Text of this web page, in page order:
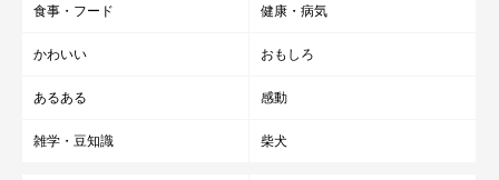
食事・フード 健康・病気
かわいい おもしろ
あるある 感動
雑学・豆知識 柴犬